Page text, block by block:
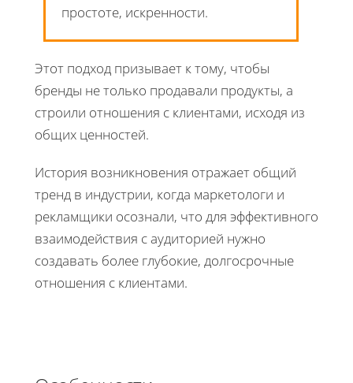
простоте, искренности.
Этот подход призывает к тому, чтобы
бренды не только продавали продукты, а
строили отношения с клиентами, исходя из
общих ценностей.
История возникновения отражает общий
тренд в индустрии, когда маркетологи и
рекламщики осознали, что для эффективного
взаимодействия с аудиторией нужно
создавать более глубокие, долгосрочные
отношения с клиентами.